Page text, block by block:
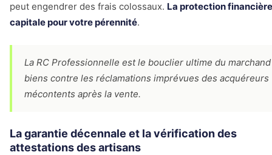
peut engendrer des frais colossaux. La protection
capitale pour votre pérennité.
La RC Professionnelle est le bouclier ultime du
biens contre les réclamations imprévues des acquéreurs
mécontents après la vente.
La garantie décennale et la vérification des
attestations des artisans